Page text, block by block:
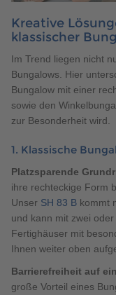
Kreative
klassischer
Im Trend liegen nicht
Bungalows. Hier
Bungalow mit einer
sowie den
zur Besonderheit wird.
1. Klassische
Platzsparende
ihre rechteckige Form
Unser SH 83 B kommt
und kann mit zwei
Fertighäuser mit
Ihnen weiter oben
Barrierefreiheit auf
große Vorteil eines